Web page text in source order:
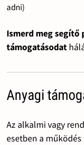
adni)
Ismerd meg
támogatásodat
Anyagi
Az alkalmi vagy
esetben a